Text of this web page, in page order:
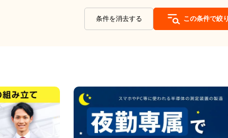
条件を消去する この条件で絞